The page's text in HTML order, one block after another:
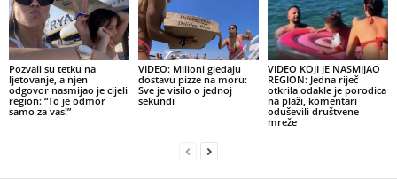
Pozvali su tetku na
ljetovanje, a njen
odgovor nasmijao je cijeli
region: “To je odmor
samo za vas!”
VIDEO: Milioni gledaju
dostavu pizze na moru:
Sve je visilo o jednoj
sekundi
VIDEO KOJI JE NASMIJAO
REGION: Jedna riječ
otkrila odakle je porodica
na plaži, komentari
oduševili društvene
mreže